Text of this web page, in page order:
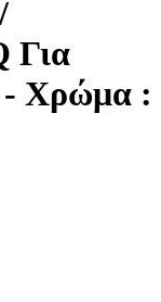
Για
- Χρώμα :